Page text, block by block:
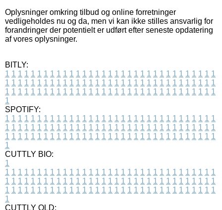
Oplysninger omkring tilbud og online forretninger
vedligeholdes nu og da, men vi kan ikke stilles ansvarlig for
forandringer der potentielt er udført efter seneste opdatering
af vores oplysninger.
BITLY:
1 1 1 1 1 1 1 1 1 1 1 1 1 1 1 1 1 1 1 1 1 1 1 1 1 1 1 1 1 1 1 1 1
1 1 1 1 1 1 1 1 1 1 1 1 1 1 1 1 1 1 1 1 1 1 1 1 1 1 1 1 1 1 1 1 1
1 1 1 1 1 1 1 1 1 1 1 1 1 1 1 1 1 1 1 1 1 1 1 1 1 1 1 1 1 1 1 1 1
1
SPOTIFY:
1 1 1 1 1 1 1 1 1 1 1 1 1 1 1 1 1 1 1 1 1 1 1 1 1 1 1 1 1 1 1 1 1
1 1 1 1 1 1 1 1 1 1 1 1 1 1 1 1 1 1 1 1 1 1 1 1 1 1 1 1 1 1 1 1 1
1 1 1 1 1 1 1 1 1 1 1 1 1 1 1 1 1 1 1 1 1 1 1 1 1 1 1 1 1 1 1 1 1
1
CUTTLY BIO:
1
1 1 1 1 1 1 1 1 1 1 1 1 1 1 1 1 1 1 1 1 1 1 1 1 1 1 1 1 1 1 1 1 1
1 1 1 1 1 1 1 1 1 1 1 1 1 1 1 1 1 1 1 1 1 1 1 1 1 1 1 1 1 1 1 1 1
1 1 1 1 1 1 1 1 1 1 1 1 1 1 1 1 1 1 1 1 1 1 1 1 1 1 1 1 1 1 1 1 1
1
CUTTLY OLD: